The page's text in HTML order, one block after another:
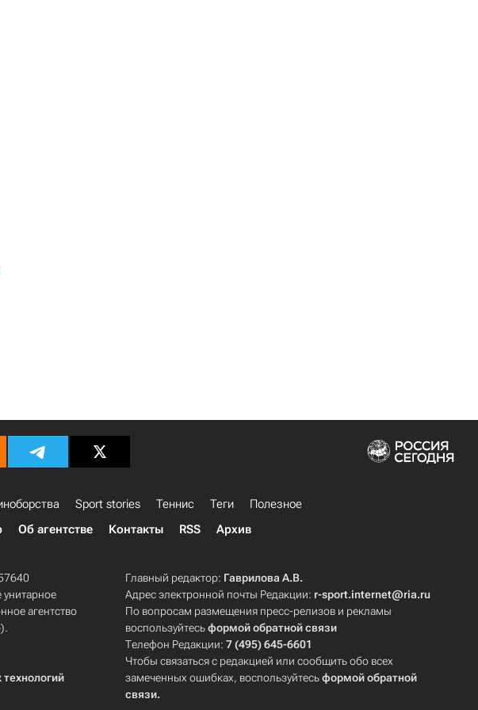
Sport stories Теннис Теги
Полезное
Об агентстве Контакты RSS Архив
унитарное
агентство
Главный редактор: Гаврилова А.В.
Адрес электронной почты Редакции: r-sport.internet@ria.ru
По вопросам размещения пресс-релизов и рекламы
воспользуйтесьформой обратной связи
Телефон Редакции:7 (495) 645-6601
Чтобы связаться с редакцией или сообщить обо всех
замеченных ошибках, воспользуйтесьформой обратной
связи.